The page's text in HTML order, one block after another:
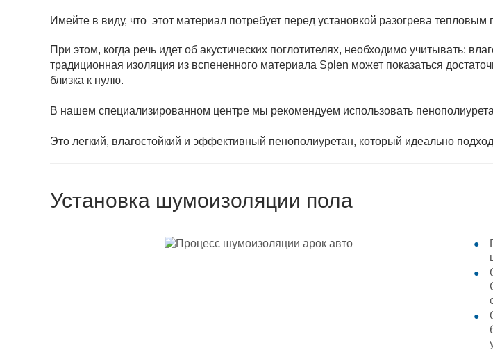
Имейте в виду, что этот материал потребует перед установкой разогрева
При этом, когда речь идет об акустических поглотителях, необходимо учитывать:
традиционная изоляция из вспененного материала Splen может показаться
близка к нулю.
В нашем специализированном центре мы рекомендуем использовать
Это легкий, влагостойкий и эффективный пенополиуретан, который идеально
Установка шумоизоляции пола